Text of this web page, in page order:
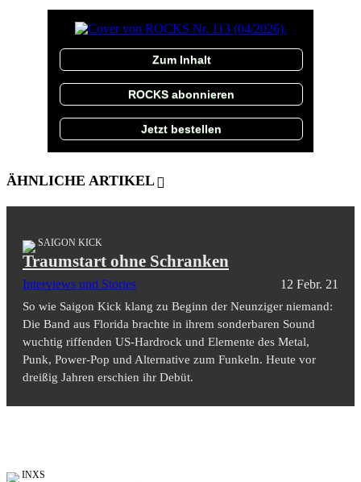
Zum Inhalt
ROCKS abonnieren
Jetzt bestellen
ÄHNLICHE ARTIKEL
SAIGON KICK
Traumstart ohne Schranken
Interviews und Stories 12 Febr. 21
So wie Saigon Kick klang zu Beginn der Neunziger niemand:
Die Band aus Florida brachte in ihrem sonderbaren Sound
wuchtig riffenden US-Hardrock und Elemente des Metal,
Punk, Power-Pop und Alternative zum Funkeln. Heute vor
dreißig Jahren erschien ihr Debüt.
INXS